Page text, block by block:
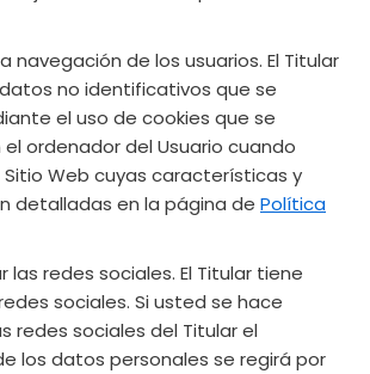
navegación de los usuarios. El Titular
no identificativos que se
el uso de cookies que se
ordenador del Usuario cuando
Web cuyas características y
detalladas en la página de Política
las redes sociales. El Titular tiene
sociales. Si usted se hace
redes sociales del Titular el
los datos personales se regirá por